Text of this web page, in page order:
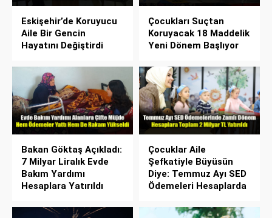
Eskişehir’de Koruyucu
Aile Bir Gencin
Hayatını Değiştirdi
Çocukları Suçtan
Koruyacak 18 Maddelik
Yeni Dönem Başlıyor
Bakan Göktaş Açıkladı:
7 Milyar Liralık Evde
Bakım Yardımı
Hesaplara Yatırıldı
Çocuklar Aile
Şefkatiyle Büyüsün
Diye: Temmuz Ayı SED
Ödemeleri Hesaplarda